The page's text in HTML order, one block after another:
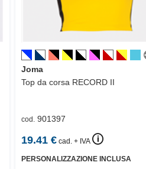
Joma
Top da corsa RECORD II
cod. 901397
19.41 € cad. + IVA 🛈
PERSONALIZZAZIONE INCLUSA